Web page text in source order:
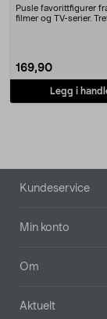
Pusle favorittfigurer
filmer og TV-serier.
169,90
Legg i
Bunntekst
Kundeservice
Min konto
Om
Aktuelt